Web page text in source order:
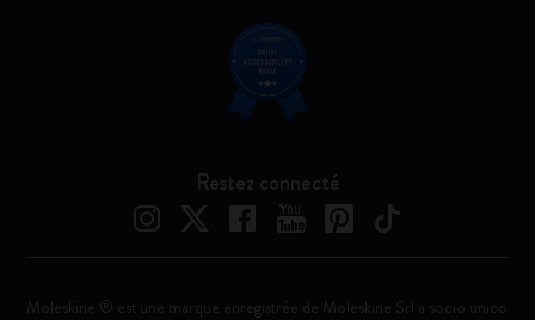
Restez connecté
Moleskine ® est une marque enregistrée de Moleskine Srl a socio unico